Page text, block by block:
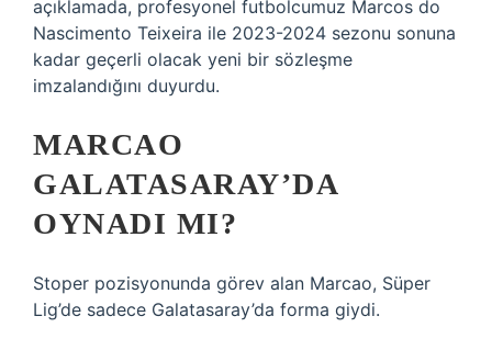
açıklamada, profesyonel futbolcumuz Marcos do
Nascimento Teixeira ile 2023-2024 sezonu sonuna
kadar geçerli olacak yeni bir sözleşme
imzalandığını duyurdu.
MARCAO
GALATASARAY’DA
OYNADI MI?
Stoper pozisyonunda görev alan Marcao, Süper
Lig’de sadece Galatasaray’da forma giydi.